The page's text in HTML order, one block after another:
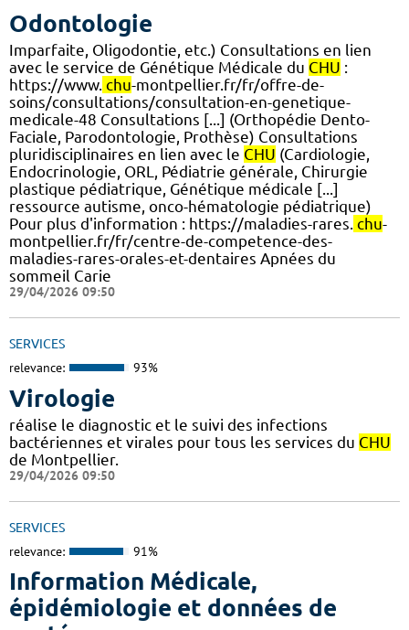
Odontologie
Imparfaite, Oligodontie, etc.) Consultations en lien
avec le service de Génétique Médicale du CHU :
https://www. chu-montpellier.fr/fr/offre-de-
soins/consultations/consultation-en-genetique-
medicale-48 Consultations [...] (Orthopédie Dento-
Faciale, Parodontologie, Prothèse) Consultations
pluridisciplinaires en lien avec le CHU (Cardiologie,
Endocrinologie, ORL, Pédiatrie générale, Chirurgie
plastique pédiatrique, Génétique médicale [...]
ressource autisme, onco-hématologie pédiatrique)
Pour plus d'information : https://maladies-rares. chu-
montpellier.fr/fr/centre-de-competence-des-
maladies-rares-orales-et-dentaires Apnées du
sommeil Carie
29/04/2026 09:50
SERVICES
relevance: 93%
Virologie
réalise le diagnostic et le suivi des infections
bactériennes et virales pour tous les services du CHU
de Montpellier.
29/04/2026 09:50
SERVICES
relevance: 91%
Information Médicale,
épidémiologie et données de